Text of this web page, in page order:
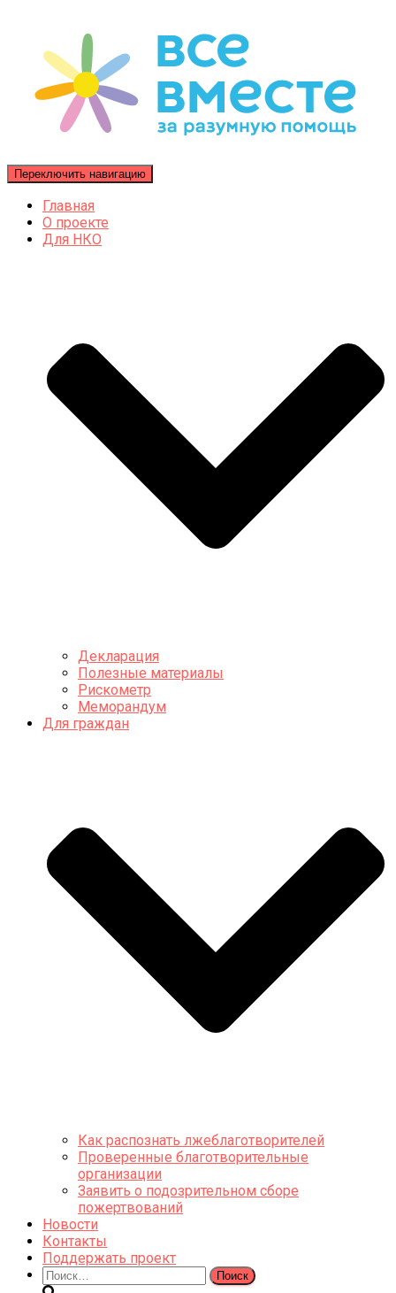
Переключить навигацию
Главная
О проекте
Для НКО
Декларация
Полезные материалы
Рискометр
Меморандум
Для граждан
Как распознать лжеблаготворителей
Проверенные благотворительные
организации
Заявить о подозрительном сборе
пожертвований
Новости
Контакты
Поддержать проект
Найти: